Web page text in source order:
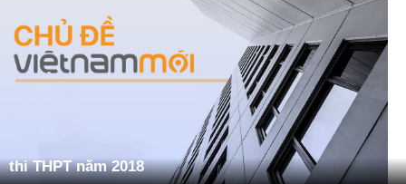
thi THPT năm 2018